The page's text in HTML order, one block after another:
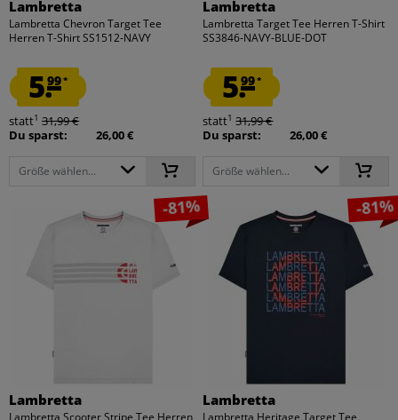
Lambretta
Lambretta Chevron Target Tee
Herren T-Shirt SS1512-NAVY
5.99*
statt1 31,99 €
Du sparst:
26,00 €
Größe wählen...
Lambretta
Lambretta Target Tee Herren T-Shirt
SS3846-NAVY-BLUE-DOT
5.99*
statt1 31,99 €
Du sparst:
26,00 €
Größe wählen...
-81%
Lambretta
Lambretta Scooter Stripe Tee Herren
-81%
Lambretta
Lambretta Heritage Target Tee